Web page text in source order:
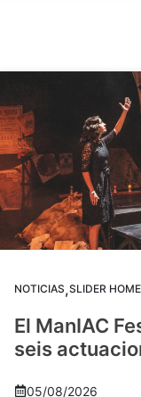
NOTICIAS,SLIDER HOME
El ManIAC
seis
05/08/2026